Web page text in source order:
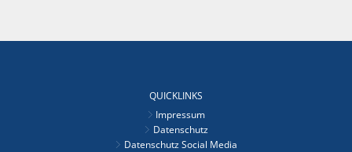
QUICKLINKS
Impressum
Datenschutz
Datenschutz Social Media